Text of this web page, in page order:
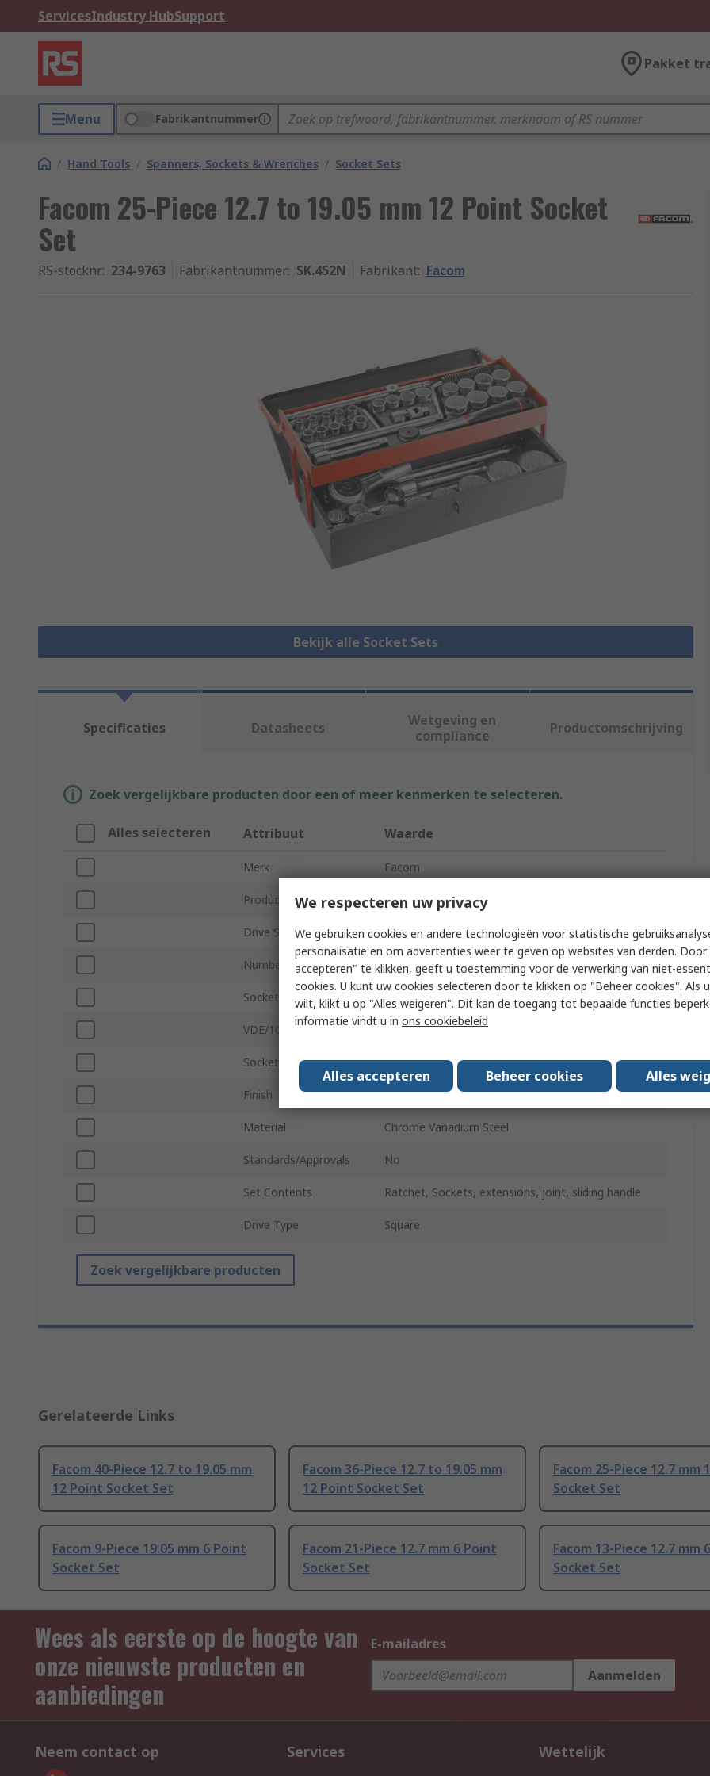
ServicesIndustry HubSupport
Pakket
Menu Fabrikantnummer
/ Hand Tools / Spanners, Sockets & Wrenches / Socket Sets
Facom 25-Piece 12.7 to 19.05 mm 12 Point Socket
Set
RS-stocknr.: 234-9763 Fabrikantnummer: SK.452N Fabrikant: Facom
Bekijk alle Socket Sets
Specificaties Datasheets
Wetgeving en
compliance
Productomschrijving
Zoek vergelijkbare producten door een of meer kenmerken te selecteren.
Alles selecteren Attribuut Waarde
Merk Facom
Product Type Socket Set
Drive Size 12.7 to 19.05 mm
Number of Pieces 25
Socket Type 12 Point
VDE/1000V Approved No
Socket Size 8 to 50 mm
Finish Bright Chrome
Material Chrome Vanadium Steel
Standards/Approvals No
Set Contents Ratchet, Sockets, extensions, joint, sliding handle
Drive Type Square
Zoek vergelijkbare producten
Gerelateerde Links
Facom 40-Piece 12.7 to 19.05 mm
12 Point Socket Set
Facom 36-Piece 12.7 to 19.05 mm
12 Point Socket Set
Facom 25-Piece 12.7 mm
Socket Set
Facom 9-Piece 19.05 mm 6 Point
Socket Set
Facom 21-Piece 12.7 mm 6 Point
Socket Set
Facom 13-Piece 12.7 mm
Socket Set
Wees als eerste op de hoogte van
onze nieuwste producten en
aanbiedingen
E-mailadres
Aanmelden
Neem contact op Services Wettelijk
We respecteren uw privacy
We gebruiken cookies en andere technologieën voor statistische
personalisatie en om advertenties weer te geven op websites van derden. Door
accepteren" te klikken, geeft u toestemming voor de verwerking van niet-
cookies. U kunt uw cookies selecteren door te klikken op "Beheer cookies". Als
wilt, klikt u op "Alles weigeren". Dit kan de toegang tot bepaalde functies
informatie vindt u in ons cookiebeleid
Alles accepteren Beheer cookies Alles